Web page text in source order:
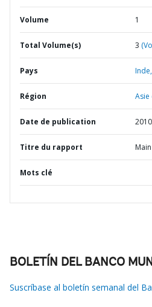
Volume 1
Total Volume(s) 3
Pays Inde,
Région Asie
Date de publication
Titre du rapport
Mots clé
BOLETÍN DEL BANCO
Suscríbase al boletín semanal del